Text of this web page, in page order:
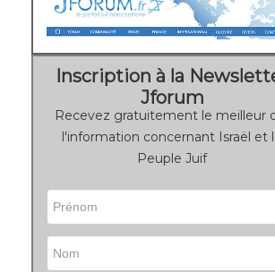
Inscription à la
Jforum
Recevez gratuitement le meilleur
l'information concernant Israël et
Peuple Juif